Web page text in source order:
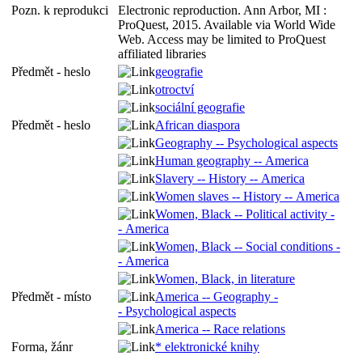
Pozn. k reprodukci
Electronic reproduction. Ann Arbor, MI :
ProQuest, 2015. Available via World Wide
Web. Access may be limited to ProQuest
affiliated libraries
Předmět - heslo
geografie
otroctví
sociální geografie
Předmět - heslo
African diaspora
Geography -- Psychological aspects
Human geography -- America
Slavery -- History -- America
Women slaves -- History -- America
Women, Black -- Political activity -
- America
Women, Black -- Social conditions -
- America
Women, Black, in literature
Předmět - místo
America -- Geography -
- Psychological aspects
America -- Race relations
Forma, žánr
* elektronické knihy